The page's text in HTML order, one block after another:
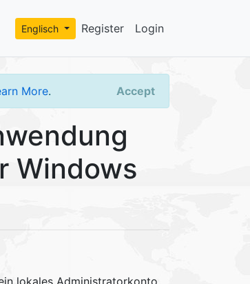
Register Login
Englisch
More. Accept
Windows